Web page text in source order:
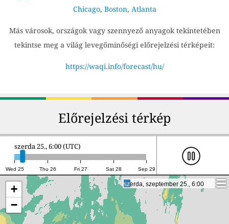
Chicago, Boston, Atlanta
Más városok, országok vagy szennyező anyagok tekintetében
tekintse meg a világ levegőminőségi előrejelzési térképeit:
https://waqi.info/forecast/hu/
Előrejelzési térkép
Wed 25 Thu 26 Fri 27 Sat 28 Sep 29
szerda 25., 6:00 (UTC)
szerda, szeptember 25., 6:00
szerda, szeptember 25., 6:00
+
−